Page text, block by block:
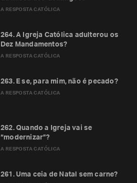
A RESPOSTA CATÓLICA
A RESPOSTA CATÓLICA
264. A Igreja Católica adulterou os
Dez Mandamentos?
A RESPOSTA CATÓLICA
263. E se, para mim, não é pecado?
A RESPOSTA CATÓLICA
262. Quando a Igreja vai se
“modernizar”?
261. Uma ceia de Natal sem carne?